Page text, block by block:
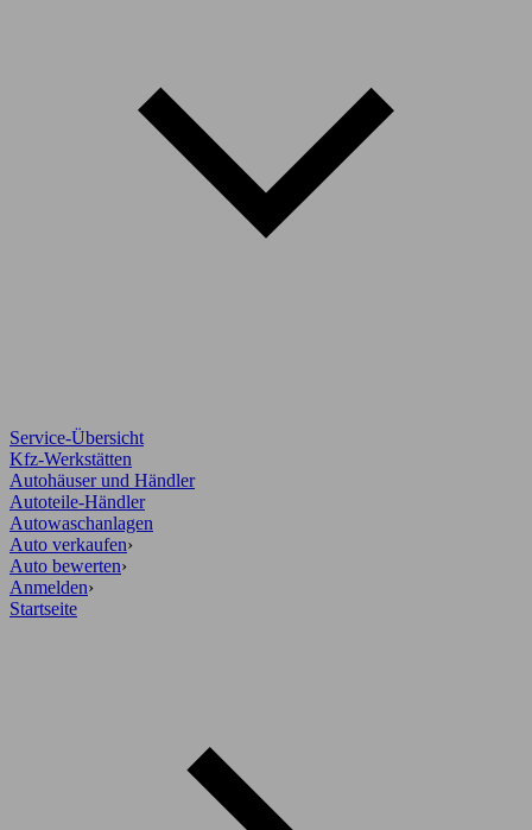
Service-Übersicht
Kfz-Werkstätten
Autohäuser und Händler
Autoteile-Händler
Autowaschanlagen
Auto verkaufen›
Auto bewerten›
Anmelden›
Startseite